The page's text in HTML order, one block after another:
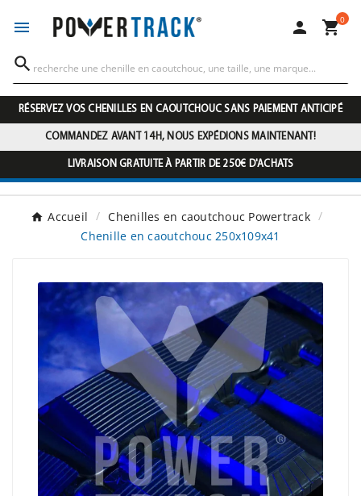
  0

RÉSERVEZ VOS CHENILLES EN CAOUTCHOUC SANS PAIEMENT ANTICIPÉ
COMMANDEZ AVANT 14H, NOUS EXPÉDIONS MAINTENANT!
LIVRAISON GRATUITE À PARTIR DE 250€ D'ACHATS
Accueil
Chenilles en caoutchouc Powertrack
Chenille en caoutchouc 250x109x41